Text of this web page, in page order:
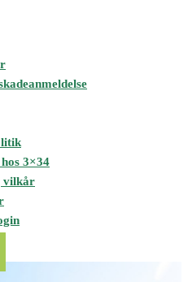
3×34
vilkår